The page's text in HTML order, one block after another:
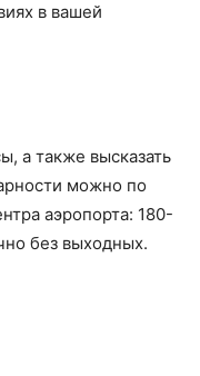
в вашей
а также высказать
можно по
аэропорта: 180-
без выходных.